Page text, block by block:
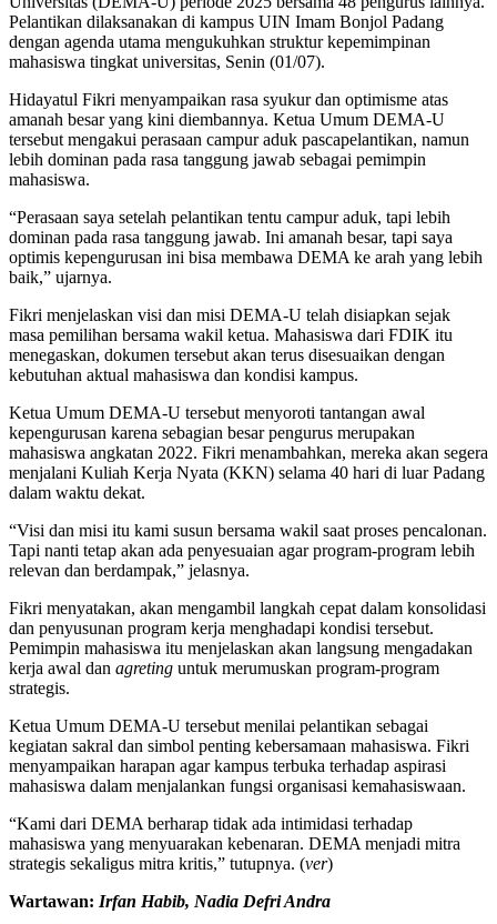
Pelantikan dilaksanakan di kampus UIN Imam Bonjol Padang
dengan agenda utama mengukuhkan struktur kepemimpinan
mahasiswa tingkat universitas, Senin (01/07).
Hidayatul Fikri menyampaikan rasa syukur dan optimisme atas
amanah besar yang kini diembannya. Ketua Umum DEMA-U
tersebut mengakui perasaan campur aduk pascapelantikan, namun
lebih dominan pada rasa tanggung jawab sebagai pemimpin
mahasiswa.
“Perasaan saya setelah pelantikan tentu campur aduk, tapi lebih
dominan pada rasa tanggung jawab. Ini amanah besar, tapi saya
optimis kepengurusan ini bisa membawa DEMA ke arah yang lebih
baik,” ujarnya.
Fikri menjelaskan visi dan misi DEMA-U telah disiapkan sejak
masa pemilihan bersama wakil ketua. Mahasiswa dari FDIK itu
menegaskan, dokumen tersebut akan terus disesuaikan dengan
kebutuhan aktual mahasiswa dan kondisi kampus.
Ketua Umum DEMA-U tersebut menyoroti tantangan awal
kepengurusan karena sebagian besar pengurus merupakan
mahasiswa angkatan 2022. Fikri menambahkan, mereka akan segera
menjalani Kuliah Kerja Nyata (KKN) selama 40 hari di luar Padang
dalam waktu dekat.
“Visi dan misi itu kami susun bersama wakil saat proses pencalonan.
Tapi nanti tetap akan ada penyesuaian agar program-program lebih
relevan dan berdampak,” jelasnya.
Fikri menyatakan, akan mengambil langkah cepat dalam konsolidasi
dan penyusunan program kerja menghadapi kondisi tersebut.
Pemimpin mahasiswa itu menjelaskan akan langsung mengadakan
kerja awal dan agreting untuk merumuskan program-program
strategis.
Ketua Umum DEMA-U tersebut menilai pelantikan sebagai
kegiatan sakral dan simbol penting kebersamaan mahasiswa. Fikri
menyampaikan harapan agar kampus terbuka terhadap aspirasi
mahasiswa dalam menjalankan fungsi organisasi kemahasiswaan.
“Kami dari DEMA berharap tidak ada intimidasi terhadap
mahasiswa yang menyuarakan kebenaran. DEMA menjadi mitra
strategis sekaligus mitra kritis,” tutupnya. (ver)
Wartawan: Irfan Habib, Nadia Defri Andra